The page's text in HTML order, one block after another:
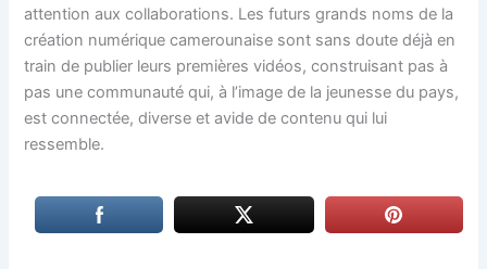
attention aux collaborations. Les futurs grands noms de la
création numérique camerounaise sont sans doute déjà en
train de publier leurs premières vidéos, construisant pas à
pas une communauté qui, à l’image de la jeunesse du pays,
est connectée, diverse et avide de contenu qui lui
ressemble.